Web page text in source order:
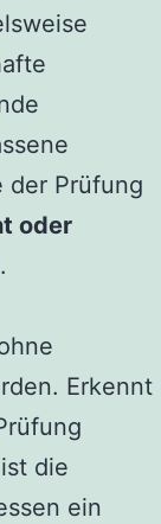
der Prüfung
oder
Erkennt
die
ein